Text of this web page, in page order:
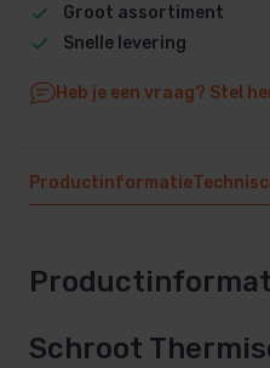
Groot assortiment
Snelle levering
Heb je een vraag? Stel
Productinformatie
Schroot